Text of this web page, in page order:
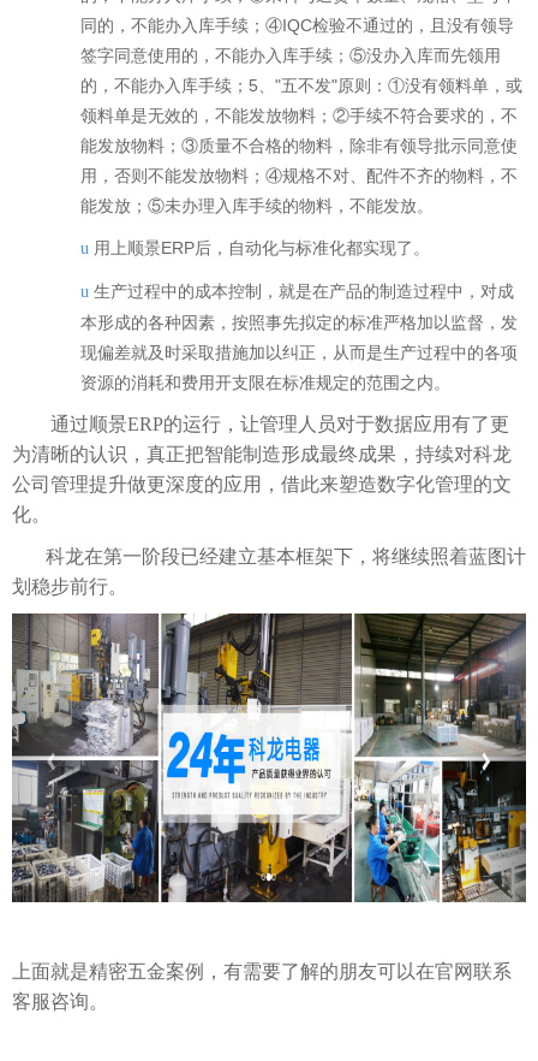
同的，不能办入库手续；④IQC检验不通过的，且没有领导
签字同意使用的，不能办入库手续；⑤没办入库而先领用
的，不能办入库手续；5、"五不发"原则：①没有领料单，或
领料单是无效的，不能发放物料；②手续不符合要求的，不
能发放物料；③质量不合格的物料，除非有领导批示同意使
用，否则不能发放物料；④规格不对、配件不齐的物料，不
能发放；⑤未办理入库手续的物料，不能发放。
u 用上顺景ERP后，自动化与标准化都实现了。
u 生产过程中的成本控制，就是在产品的制造过程中，对成
本形成的各种因素，按照事先拟定的标准严格加以监督，发
现偏差就及时采取措施加以纠正，从而是生产过程中的各项
资源的消耗和费用开支限在标准规定的范围之内。
通过顺景ERP的运行，让管理人员对于数据应用有了更
为清晰的认识，真正把智能制造形成最终成果，持续对科龙
公司管理提升做更深度的应用，借此来塑造数字化管理的文
化。
科龙在第一阶段已经建立基本框架下，将继续照着蓝图计
划稳步前行。
上面就是精密五金案例，有需要了解的朋友可以在官网联系
客服咨询。